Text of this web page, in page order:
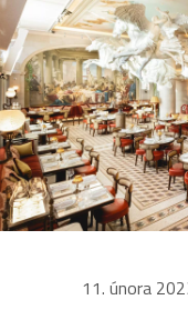
11. února